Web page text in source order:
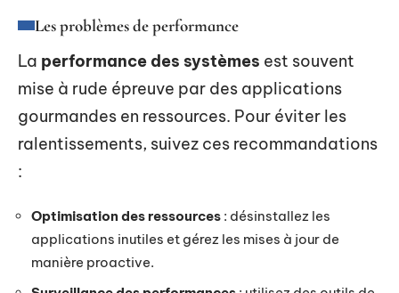
Les problèmes de performance
La performance des systèmes est souvent
mise à rude épreuve par des applications
gourmandes en ressources. Pour éviter les
ralentissements, suivez ces recommandations
:
Optimisation des ressources : désinstallez les
applications inutiles et gérez les mises à jour de
manière proactive.